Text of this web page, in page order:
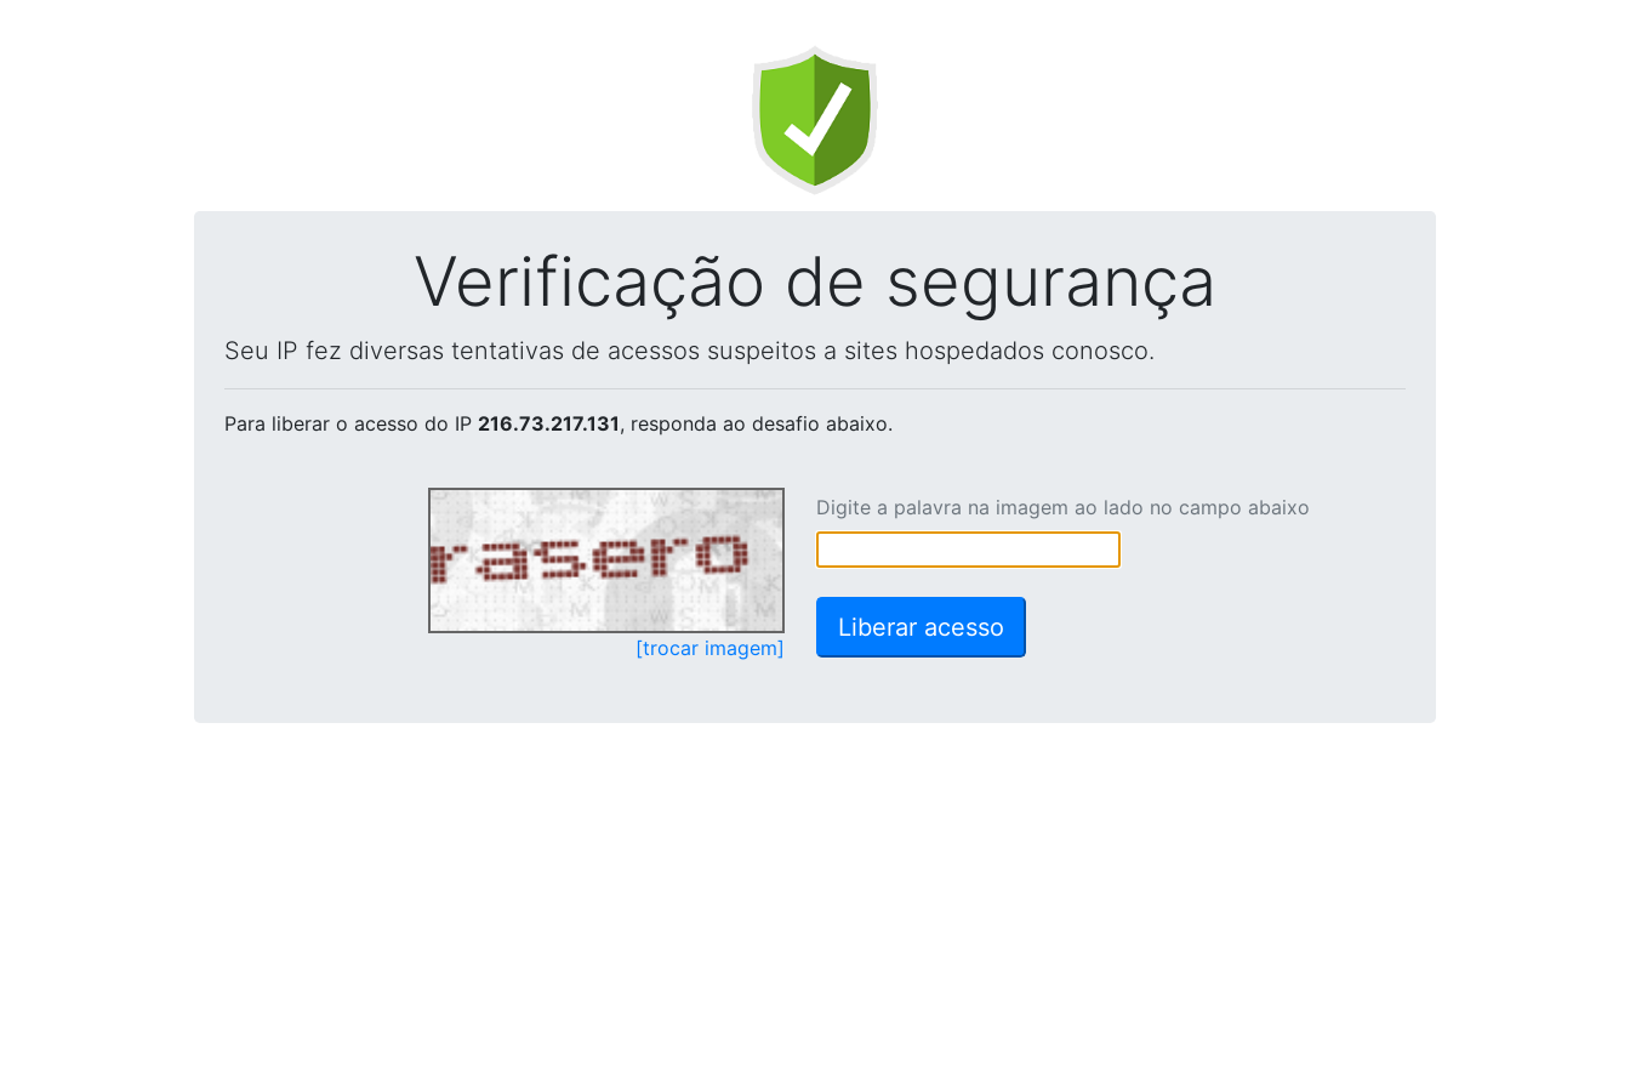
Verificação de segurança
Seu IP fez diversas tentativas de acessos suspeitos a sites hospedados conosco.
Para liberar o acesso do IP 216.73.217.131, responda ao desafio abaixo.
[trocar imagem]
Digite a palavra na imagem ao lado no campo abaixo